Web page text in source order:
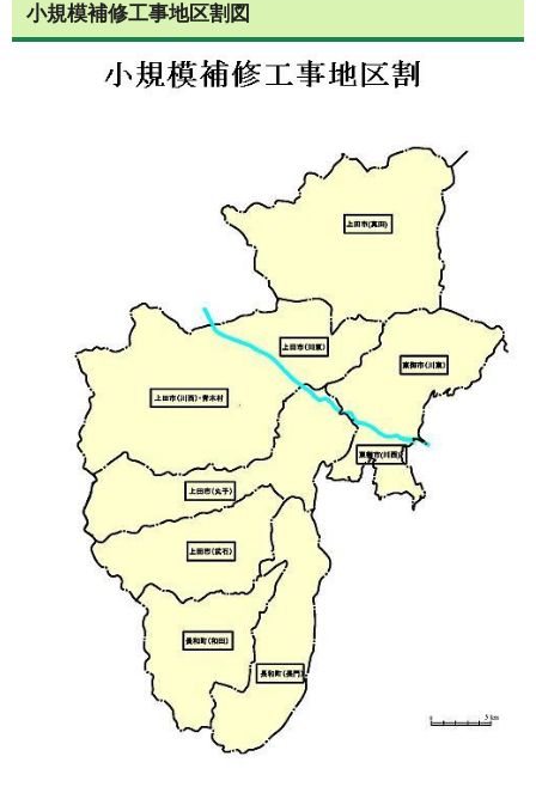
小規模補修工事地区割図